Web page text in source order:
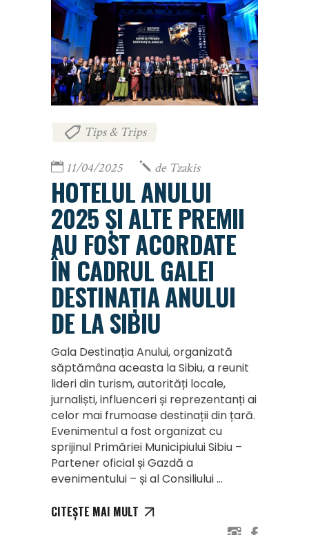
Tips & Trips
11/04/2025 de Tzakis
HOTELUL ANULUI
2025 ȘI ALTE PREMII
AU FOST ACORDATE
ÎN CADRUL GALEI
DESTINAȚIA ANULUI
DE LA SIBIU
Gala Destinația Anului, organizată
săptămâna aceasta la Sibiu, a reunit
lideri din turism, autorități locale,
jurnaliști, influenceri și reprezentanți ai
celor mai frumoase destinații din țară.
Evenimentul a fost organizat cu
sprijinul Primăriei Municipiului Sibiu –
Partener oficial și Gazdă a
evenimentului – și al Consiliului
CITEȘTE MAI MULT